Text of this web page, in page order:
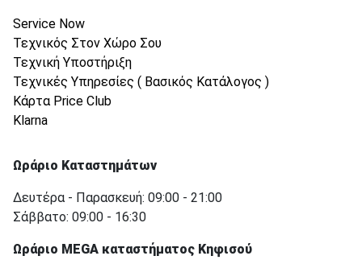
Service Now
Τεχνικός Στον Χώρο Σου
Τεχνική Υποστήριξη
Τεχνικές Υπηρεσίες ( Βασικός Κατάλογος )
Κάρτα Price Club
Klarna
Ωράριο Καταστημάτων
Δευτέρα - Παρασκευή: 09:00 - 21:00
Σάββατο: 09:00 - 16:30
Ωράριο MEGA καταστήματος Κηφισού